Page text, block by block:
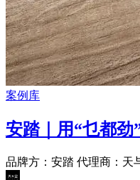
案例库
安踏｜用“乜都劲
品牌方：安踏 代理商：天